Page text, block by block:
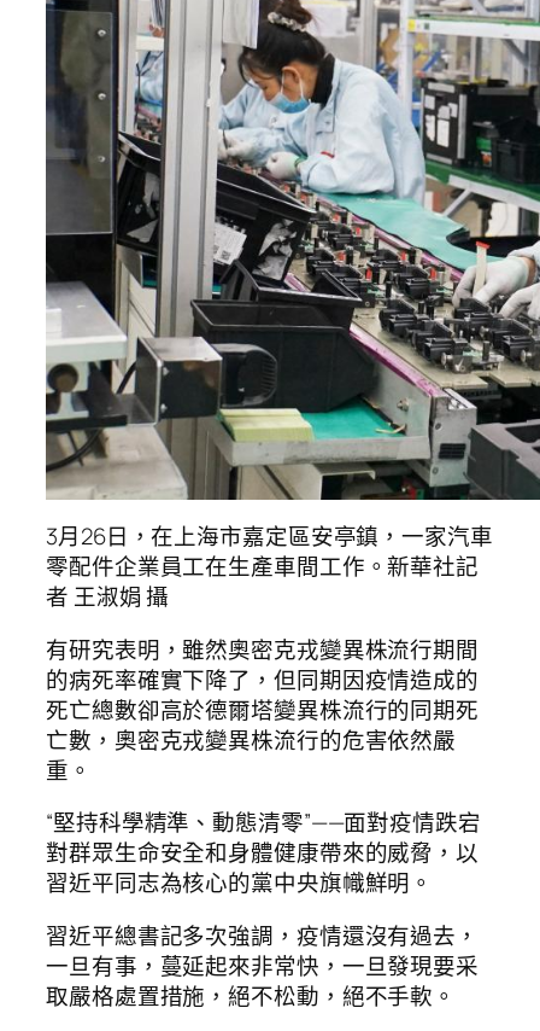
3月26日，在上海市嘉定區安亭鎮，一家汽車
零配件企業員工在生產車間工作。新華社記
者 王淑娟 攝
有研究表明，雖然奧密克戎變異株流行期間
的病死率確實下降了，但同期因疫情造成的
死亡總數卻高於德爾塔變異株流行的同期死
亡數，奧密克戎變異株流行的危害依然嚴
重。
“堅持科學精準、動態清零”——面對疫情跌宕
對群眾生命安全和身體健康帶來的威脅，以
習近平同志為核心的黨中央旗幟鮮明。
習近平總書記多次強調，疫情還沒有過去，
一旦有事，蔓延起來非常快，一旦發現要采
取嚴格處置措施，絕不松動，絕不手軟。